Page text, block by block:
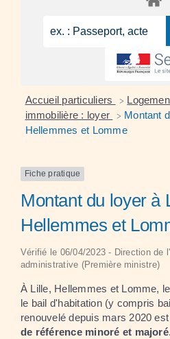
Accueil particuliers >
immobilière : loyer
> Montant
Hellemmes et Lomme
Fiche pratique
Montant du loyer à
Hellemmes et
Vérifié le 06/04/2023 - Direction de
administrative (Première ministre)
À Lille, Hellemmes et Lomme,
le bail d'habitation (y compris
renouvelé depuis mars 2020
de référence minoré et majoré